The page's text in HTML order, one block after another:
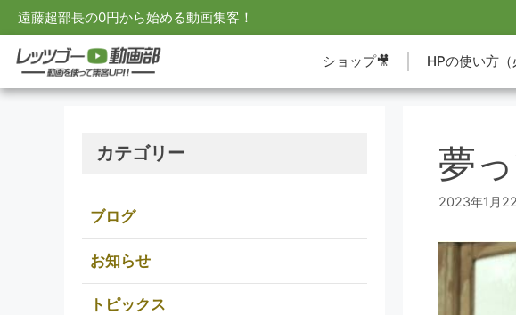
遠藤超部長の0円から始める動画集客！
ショップ🎥 HPの使い方（
夢
2023年1月
カテゴリー
ブログ
お知らせ
トピックス